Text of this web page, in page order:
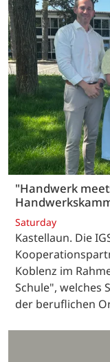
"Handwerk
Saturday
Kastellaun. Die
Koblenz im
Schule", welches
der beruflichen